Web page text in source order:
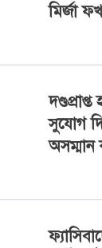
মির্জা
সুযোগ
অসম্মান